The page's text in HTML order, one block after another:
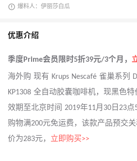
爆料人：伊丽莎白瓜
优惠介绍
季度Prime会员限时5折39元/3个月，
海外购 现有 Krups Nescafé 雀巢系列
KP1308 全自动胶囊咖啡机，现黑色
效期至北京时间 2019年11月30日23
购物满200元免运费，该款产品预交
价为283元， 立即购买>>